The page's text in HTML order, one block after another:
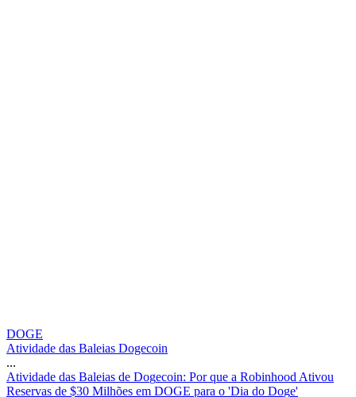
DOGE
Atividade das Baleias Dogecoin
...
Atividade das Baleias de Dogecoin: Por que a Robinhood Ativou
Reservas de $30 Milhões em DOGE para o 'Dia do Doge'